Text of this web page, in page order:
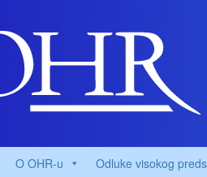
O OHR-u Odluke visokog